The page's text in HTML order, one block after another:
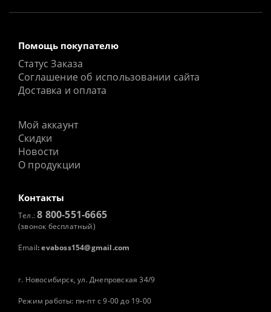
Помощь покупателю
Статус Заказа
Соглашение об использовании сайта
Доставка и оплата
Мой аккаунт
Скидки
Новости
О продукции
Контакты
Тел.:8 800-551-6665
(звонок бесплатный)
Email: evaboss154@gmail.com
г. Новосибирск, ул. Днепровская 34/9
Режим работы: пн-пт с 9-00 до 19-00